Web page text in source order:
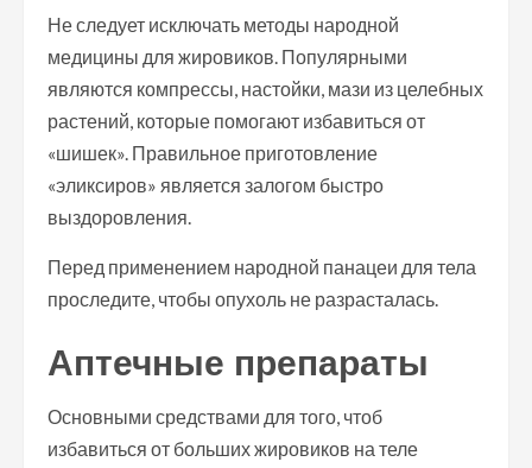
Не следует исключать методы народной
медицины для жировиков. Популярными
являются компрессы, настойки, мази из целебных
растений, которые помогают избавиться от
«шишек». Правильное приготовление
«эликсиров» является залогом быстро
выздоровления.
Перед применением народной панацеи для тела
проследите, чтобы опухоль не разрасталась.
Аптечные препараты
Основными средствами для того, чтоб
избавиться от больших жировиков на теле